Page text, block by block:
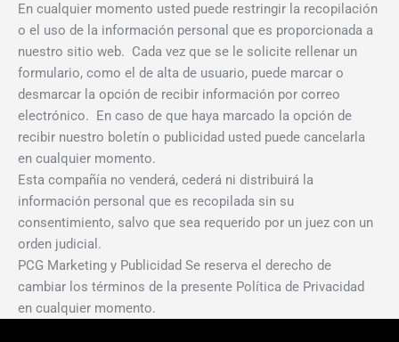
En cualquier momento usted puede restringir la recopilación
o el uso de la información personal que es proporcionada a
nuestro sitio web. Cada vez que se le solicite rellenar un
formulario, como el de alta de usuario, puede marcar o
desmarcar la opción de recibir información por correo
electrónico. En caso de que haya marcado la opción de
recibir nuestro boletín o publicidad usted puede cancelarla
en cualquier momento.
Esta compañía no venderá, cederá ni distribuirá la
información personal que es recopilada sin su
consentimiento, salvo que sea requerido por un juez con un
orden judicial.
PCG Marketing y Publicidad Se reserva el derecho de
cambiar los términos de la presente Política de Privacidad
en cualquier momento.